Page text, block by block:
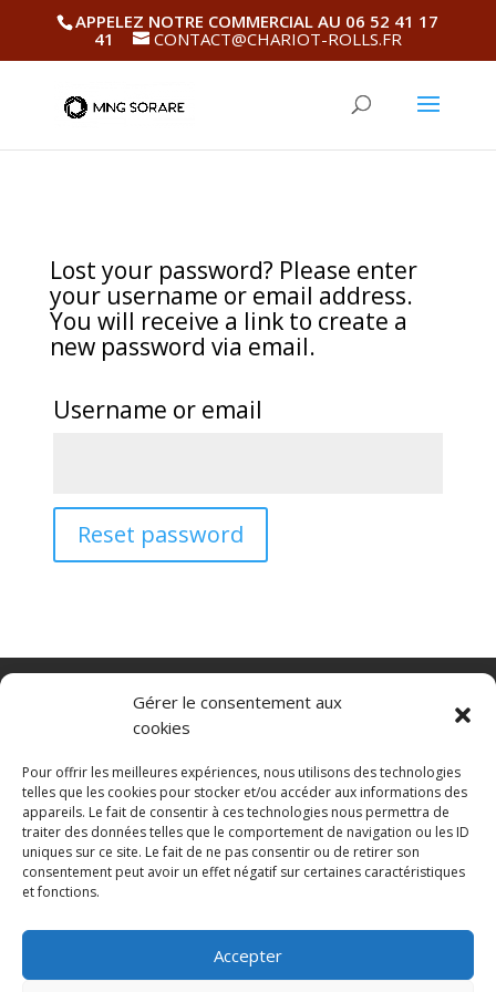
Gérer le consentement aux
cookies
Pour offrir les meilleures expériences, nous utilisons des technologies
telles que les cookies pour stocker et/ou accéder aux informations des
appareils. Le fait de consentir à ces technologies nous permettra de
traiter des données telles que le comportement de navigation ou les ID
uniques sur ce site. Le fait de ne pas consentir ou de retirer son
consentement peut avoir un effet négatif sur certaines caractéristiques
et fonctions.
Accepter
APPELEZ NOTRE COMMERCIAL AU 06 52 41 17
41
CONTACT@CHARIOT-ROLLS.FR
Lost your password? Please enter
your username or email address.
You will receive a link to create a
new password via email.
Username or email
Reset password
Transpalette electrique
CGV
Mentions légales
Politique de confidentialité et protection des
données
Paiement sécurisé
Gérer mes cookies
Nous contacter
Guides d’achat
Secteurs d’activité
Engins de manutention
Blanchisserie
© 2025 MNG SORARE. Tous droits réservés. Prix